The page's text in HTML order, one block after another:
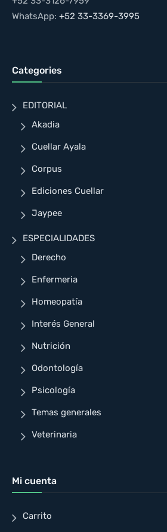
WhatsApp: +52 33-3369-3995
Categories
EDITORIAL
Akadia
Cuellar Ayala
Corpus
Ediciones Cuellar
Jaypee
ESPECIALIDADES
Derecho
Enfermeria
Homeopatía
Interés General
Nutrición
Odontología
Psicología
Temas generales
Veterinaria
Mi cuenta
Carrito